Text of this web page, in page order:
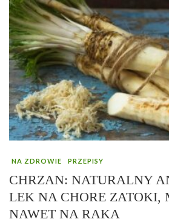
NA ZDROWIE PRZEPISY
CHRZAN: NATURALNY
LEK NA CHORE ZATOKI,
NAWET NA RAKA